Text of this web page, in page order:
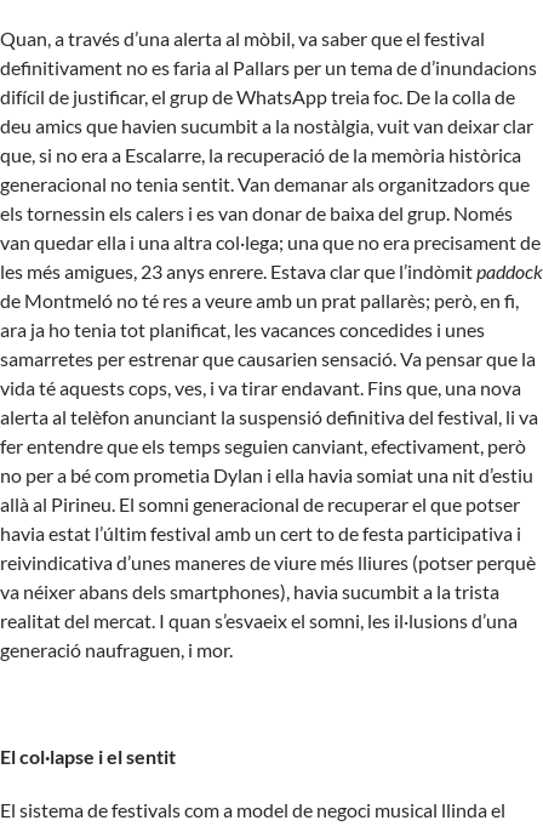
Quan, a través d’una alerta al mòbil, va saber que el festival
definitivament no es faria al Pallars per un tema de d’inundacions
difícil de justificar, el grup de WhatsApp treia foc. De la colla de
deu amics que havien sucumbit a la nostàlgia, vuit van deixar clar
que, si no era a Escalarre, la recuperació de la memòria històrica
generacional no tenia sentit. Van demanar als organitzadors que
els tornessin els calers i es van donar de baixa del grup. Només
van quedar ella i una altra col·lega; una que no era precisament de
les més amigues, 23 anys enrere. Estava clar que l’indòmitpaddock
de Montmeló no té res a veure amb un prat pallarès; però, en fi,
ara ja ho tenia tot planificat, les vacances concedides i unes
samarretes per estrenar que causarien sensació. Va pensar que la
vida té aquests cops, ves, i va tirar endavant. Fins que, una nova
alerta al telèfon anunciant la suspensió definitiva del festival, li va
fer entendre que els temps seguien canviant, efectivament, però
no per a bé com prometia Dylan i ella havia somiat una nit d’estiu
allà al Pirineu. El somni generacional de recuperar el que potser
havia estat l’últim festival amb un cert to de festa participativa i
reivindicativa d’unes maneres de viure més lliures (potser perquè
va néixer abans dels smartphones), havia sucumbit a la trista
realitat del mercat. I quan s’esvaeix el somni, les il·lusions d’una
generació naufraguen, i mor.
El col·lapse i el sentit
El sistema de festivals com a model de negoci musical llinda el